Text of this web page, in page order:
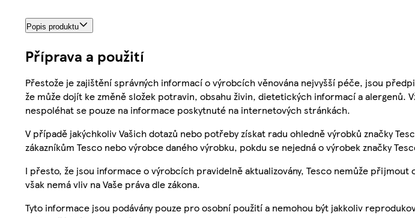
Popis produktu
Příprava a použití
Přestože je zajištění správných informací o výrobcích věnována nejvyšší péče, jsou
že může dojít ke změně složek potravin, obsahu živin, dietetických informací a alergenů.
nespoléhat se pouze na informace poskytnuté na internetových stránkách.
V případě jakýchkoliv Vašich dotazů nebo potřeby získat radu ohledně výrobků značky
zákazníkům Tesco nebo výrobce daného výrobku, pokdu se nejedná o výrobek značky
I přesto, že jsou informace o výrobcích pravidelně aktualizovány, Tesco nemůže
však nemá vliv na Vaše práva dle zákona.
Tyto informace jsou podávány pouze pro osobní použití a nemohou být jakkoliv